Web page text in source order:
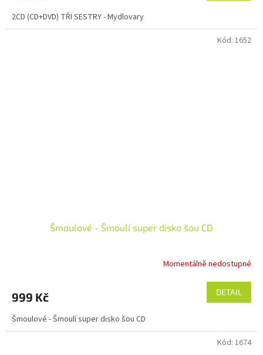
2CD (CD+DVD) TŘI SESTRY - Mydlovary
Šmoulové - Šmoulí super disko šou CD
je
z
5
Momentálně nedostupné
999 Kč DETAIL
Šmoulové - Šmoulí super disko šou CD
Kód: 1652
Kód: 1674